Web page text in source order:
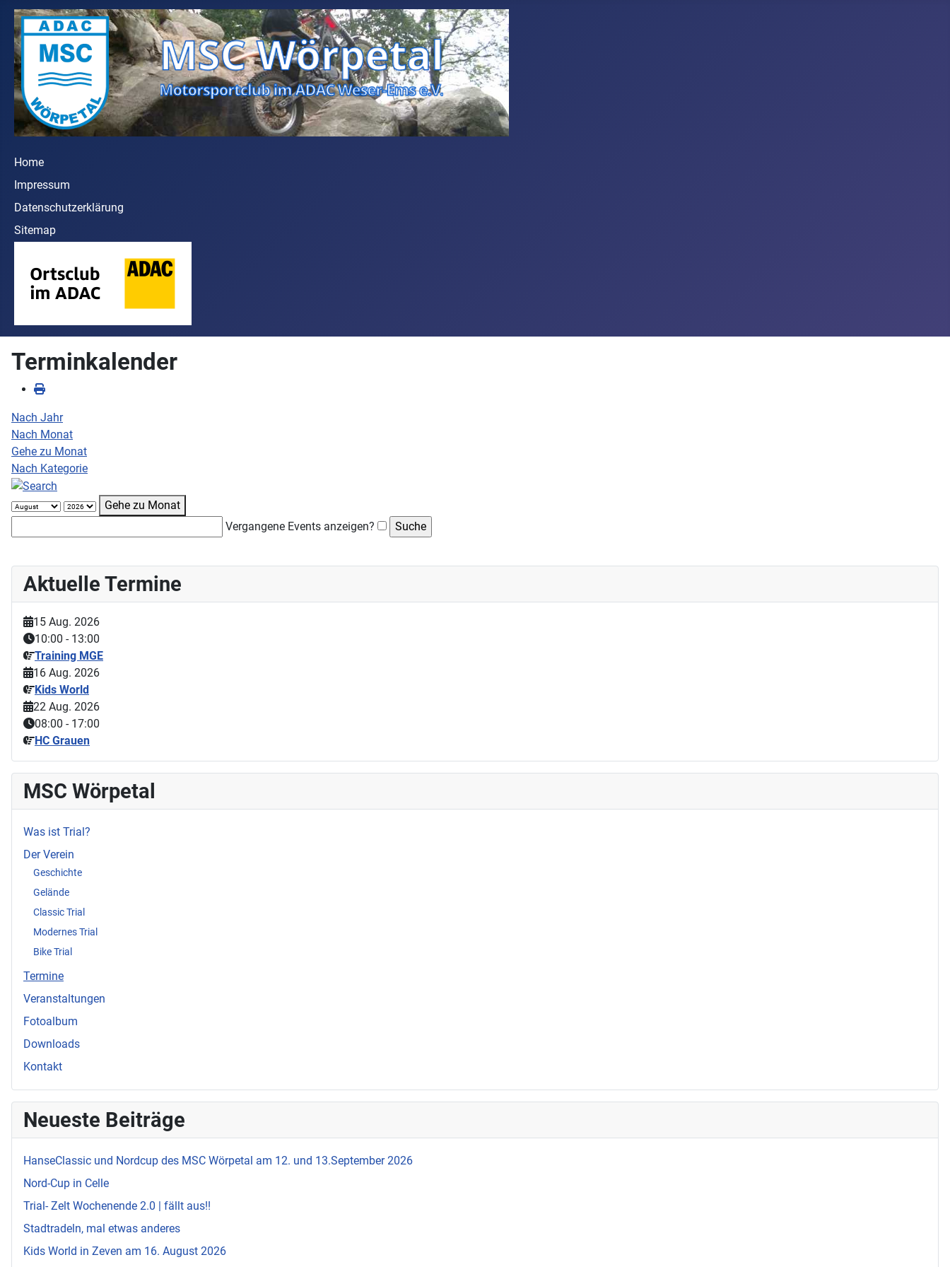
Home
Impressum
Datenschutzerklärung
Sitemap
Terminkalender
Nach Jahr
Nach Monat
Gehe zu Monat
Nach Kategorie
Gehe zu Monat
Vergangene Events anzeigen?
Aktuelle Termine
15 Aug. 2026
10:00 - 13:00
Training MGE
16 Aug. 2026
Kids World
22 Aug. 2026
08:00 - 17:00
HC Grauen
MSC Wörpetal
Was ist Trial?
Der Verein
Geschichte
Gelände
Classic Trial
Modernes Trial
Bike Trial
Termine
Veranstaltungen
Fotoalbum
Downloads
Kontakt
Neueste Beiträge
HanseClassic und Nordcup des MSC Wörpetal am 12. und 13.September 2026
Nord-Cup in Celle
Trial- Zelt Wochenende 2.0 | fällt aus!!
Stadtradeln, mal etwas anderes
Kids World in Zeven am 16. August 2026